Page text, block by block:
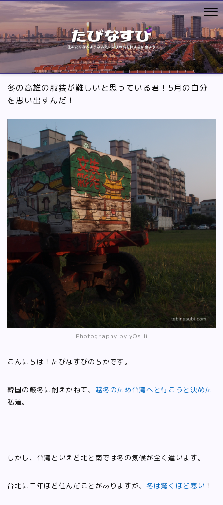
冬の高雄の服装が難しいと思っている君！5月の自分
を思い出すんだ！
Photography by yOsHi
こんにちは！たびなすびのちかです。
韓国の厳冬に耐えかねて、 越冬のため台湾へと行こうと決めた
私達。
しかし、台湾といえど北と南では冬の気候が全く違います。
台北に二年ほど住んだことがありますが、 冬は驚くほど寒い ！